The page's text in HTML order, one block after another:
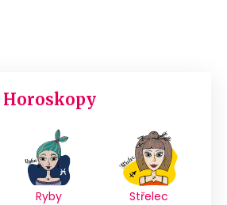
Horoskopy
Ryby Střelec